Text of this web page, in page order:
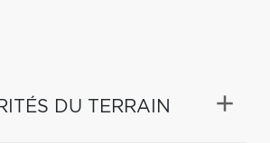
DU TERRAIN